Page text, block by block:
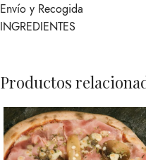
Envío y Recogida
INGREDIENTES
Productos